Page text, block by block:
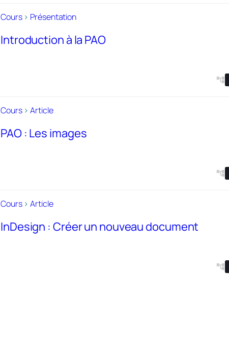
Cours > Présentation
Introduction à la PAO
Cours > Article
PAO : Les images
Cours > Article
InDesign : Créer un nouveau document